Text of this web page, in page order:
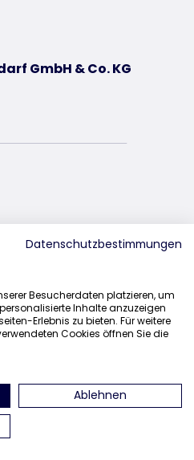
GmbH & Co. KG
nous sur Instagram
retrouvez-nous sur Facebook
retrouvez-nous sur
retrouvez-
Datenschutzbestimmungen
Besucherdaten platzieren, um
Inhalte anzuzeigen
Erlebnis zu bieten. Für weitere
Cookies öffnen Sie die
Ablehnen